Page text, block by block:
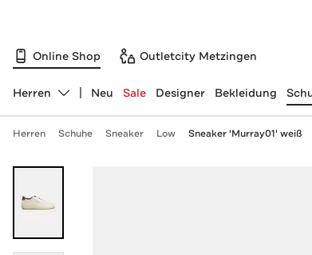
Online Shop Outletcity Metzingen
Abteilung ändern, ausgewählt:
Herren Neu Sale Designer Bekleidung
Herren Schuhe Sneaker Low Sneaker 'Murray01' weiß